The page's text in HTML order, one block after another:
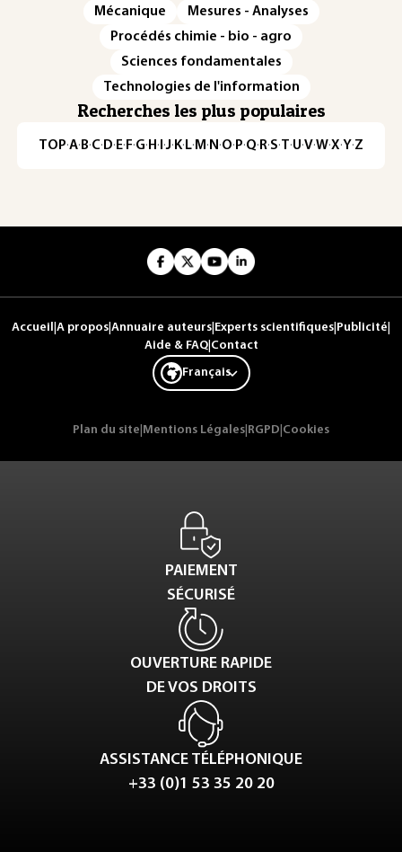
Mécanique
Mesures - Analyses
Procédés chimie - bio - agro
Sciences fondamentales
Technologies de l'information
Recherches les plus populaires
TOP·A·B·C· D· E· F·G· H · ·J· K· L· M · N ·O· P·Q· R·S·T·U·V·W·X·Y·Z
Accueil A propos Annuaire auteurs Experts scientifiques Publicité
Aide & FAQ| Contact
Français
Plan du site Mentions Légales RGPD Cookies
PAIEMENT
SÉCURISÉ
OUVERTURE RAPIDE
DE VOS DROITS
ASSISTANCE TÉLÉPHONIQUE
+33 (0)1 53 35 20 20